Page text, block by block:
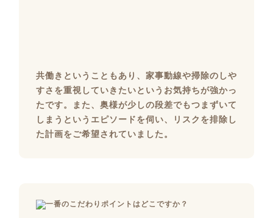
共働きということもあり、家事動線や掃除のしや
すさを重視していきたいというお気持ちが強かっ
たです。また、奥様が少しの段差でもつまずいて
しまうというエピソードを伺い、リスクを排除し
た計画をご希望されていました。